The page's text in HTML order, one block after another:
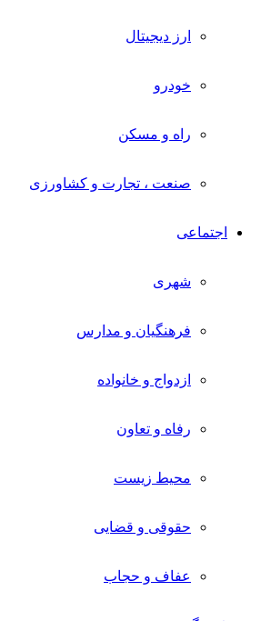
ارز دیجیتال
خودرو
راه و مسکن
صنعت ، تجارت و کشاورزی
اجتماعی
شهری
فرهنگیان و مدارس
ازدواج و خانواده
رفاه و تعاون
محیط زیست
حقوقی و قضایی
عفاف و حجاب